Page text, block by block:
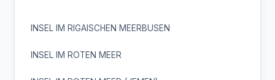
INSEL IM RIGAISCHEN MEERBUSEN
INSEL IM ROTEN MEER